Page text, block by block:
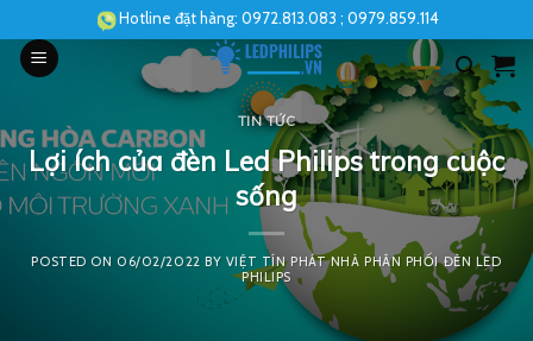
to
content
Hotline đặt hàng: 0972.813.083 ; 0979.859.114
TIN TỨC
Lợi ích của đèn Led Philips trong cuộc
sống
POSTED ON 06/02/2022 BY VIỆT TÍN PHÁT NHÀ PHÂN PHỐI ĐÈN LED
PHILIPS